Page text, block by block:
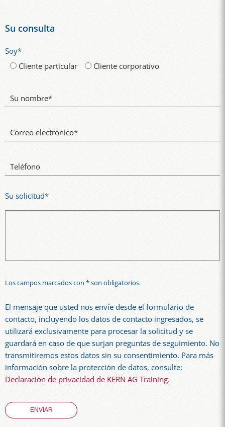
Su consulta
Soy*
Cliente particular
Cliente corporativo
Su nombre*
Correo electrónico*
Teléfono
Su solicitud*
Los campos marcados con * son obligatorios.
El mensaje que usted nos envíe desde el formulario de
contacto, incluyendo los datos de contacto ingresados, se
utilizará exclusivamente para procesar la solicitud y se
guardará en caso de que surjan preguntas de seguimiento. No
transmitiremos estos datos sin su consentimiento. Para más
información sobre la protección de datos, consulte:
Declaración de privacidad de KERN AG Training.